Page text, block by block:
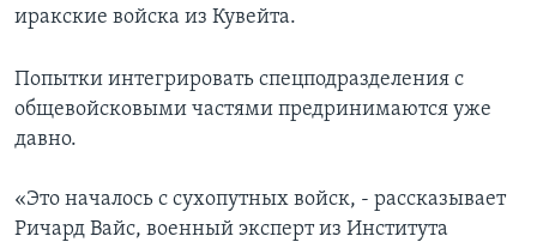
иракские войска из Кувейта.
Попытки интегрировать спецподразделения с
общевойсковыми частями предринимаются уже
давно.
«Это началось с сухопутных войск, - рассказывает
Ричард Вайс, военный эксперт из Института